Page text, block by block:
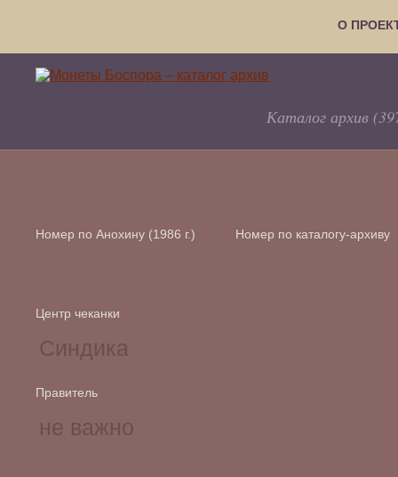
О
Каталог архив
Номер по Анохину (1986 г.) Номер по каталогу-архиву
Центр чеканки
Правитель